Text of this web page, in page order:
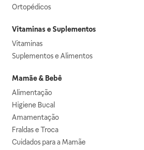
Ortopédicos
Vitaminas e Suplementos
Vitaminas
Suplementos e Alimentos
Mamãe & Bebê
Alimentação
Higiene Bucal
Amamentação
Fraldas e Troca
Cuidados para a Mamãe